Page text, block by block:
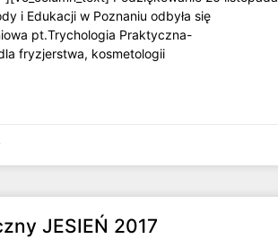
i Edukacji w Poznaniu odbyła się
pt.Trychologia Praktyczna-
fryzjerstwa, kosmetologii
JESIEŃ 2017